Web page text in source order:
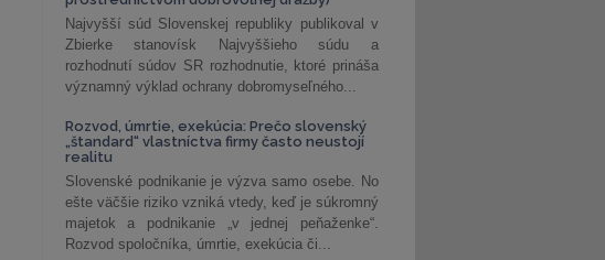
Najvyšší súd Slovenskej republiky publikoval v
Zbierke stanovísk Najvyššieho súdu a
rozhodnutí súdov SR rozhodnutie, ktoré prináša
významný výklad ochrany dobromyseľného...
Rozvod, úmrtie, exekúcia: Prečo slovenský
„štandard“ vlastníctva firmy často neustojí
realitu
Slovenské podnikanie je výzva samo osebe. No
ešte väčšie riziko vzniká vtedy, keď je súkromný
majetok a podnikanie „v jednej peňaženke“.
Rozvod spoločníka, úmrtie, exekúcia či...